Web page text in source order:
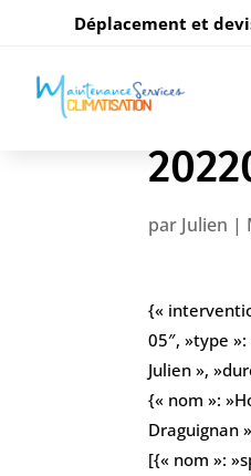
Déplacement et
par Julien |
{«
05″, »type
Julien »,
{« nom »:
Draguignan
[{« nom »: